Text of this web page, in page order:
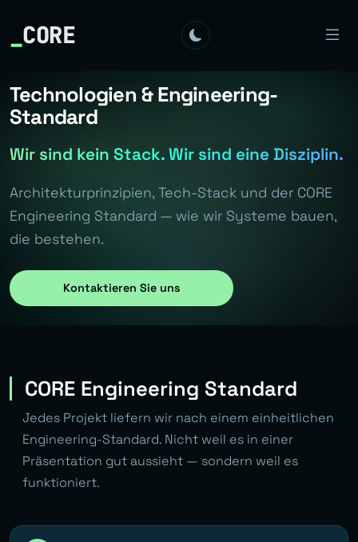
_CORE
Technologien & Engineering-
Standard
Wir sind kein Stack. Wir sind eine Disziplin.
Architekturprinzipien, Tech-Stack und der CORE
Engineering Standard — wie wir Systeme bauen,
die bestehen.
Kontaktieren Sie uns
CORE Engineering Standard
Jedes Projekt liefern wir nach einem einheitlichen
Engineering-Standard. Nicht weil es in einer
Präsentation gut aussieht — sondern weil es
funktioniert.